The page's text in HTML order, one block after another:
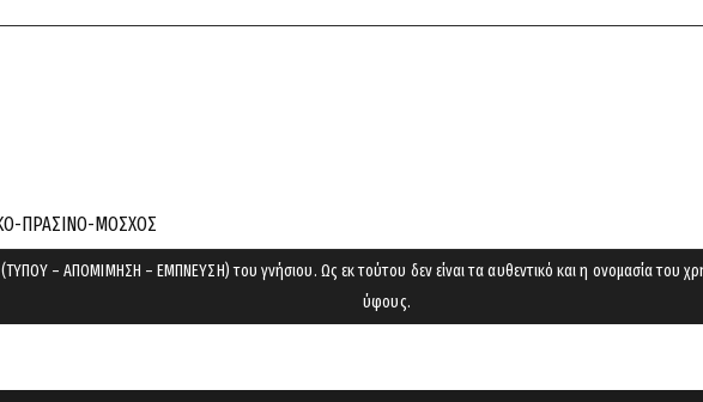
adding
ΠΡΑΣΙΝΟ-ΜΟΣΧΟΣ
– ΑΠΟΜΙΜΗΣΗ – ΕΜΠΝΕΥΣΗ) του γνήσιου. Ως εκ τούτου δεν είναι τα αυθεντικό και η ονομασία του
ύφους.